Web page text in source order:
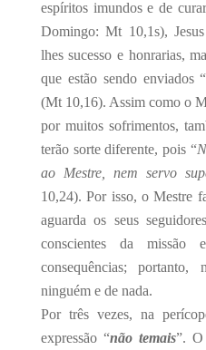
espíritos imundos e de
Domingo: Mt 10,1s),
lhes sucesso e honrarias,
que estão sendo enviados “
(Mt 10,16). Assim como o
por muitos sofrimentos,
terão sorte diferente, pois “
ao Mestre, nem servo
10,24). Por isso, o Mestre
aguarda os seus
conscientes da
consequências;
ninguém e de nada.
Por três vezes, na
expressão “não temais”. O